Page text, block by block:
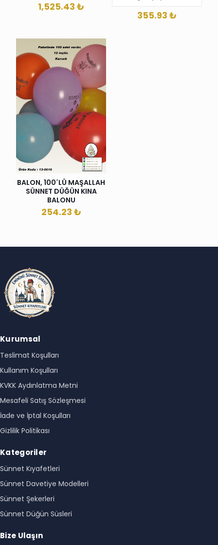
1,525.43 ₺
355.93 ₺
BALON, 100´LÜ MAŞALLAH
SÜNNET DÜĞÜN KINA
BALONU
254.23 ₺
Kurumsal
Teslimat Koşulları
Kullanım Koşulları
KVKK Aydınlatma Metni
Mesafeli Satış Sözleşmesi
İade ve İptal Koşulları
Gizlilik Politikası
Kategoriler
Sünnet Kıyafetleri
Sünnet Davetiye Modelleri
Sünnet Şekerleri
Sünnet Düğün Süsleri
Bize Ulaşın